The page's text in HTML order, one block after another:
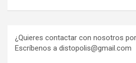
¿Quieres contactar con nosotros
Escríbenos a distopolis@gmail.com